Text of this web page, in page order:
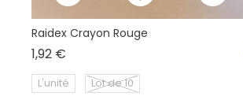
Raidex Crayon Rouge
1,92 €
L'unité Lot de 10